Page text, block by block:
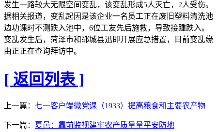
发生一路较大无限空间变乱，该变乱形成5人灭亡，2人受伤。
据相关报道，变乱起因是该企业一名员工正在废旧塑料清洗池
边功课时不测跌入池中，6位工友先后施救，导致接踵跌入。
变乱发生后，菏泽市和郓城县迅即开展应急措置，目前变乱缘
由正正在查询拜访中。
[ 返回列表 ]
上一篇： 七一客户端微党课（1933）提高粮食和主要农产物
下一篇： 夏邑：靠前监视建牢农产质量量平安防地